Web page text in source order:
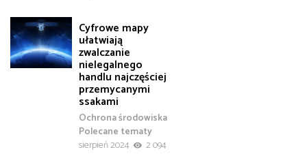
Cyfrowe mapy
ułatwiają
zwalczanie
nielegalnego
handlu najczęściej
przemycanymi
ssakami
Ochrona środowiska
Polecane tematy
sierpień 2024
2 094